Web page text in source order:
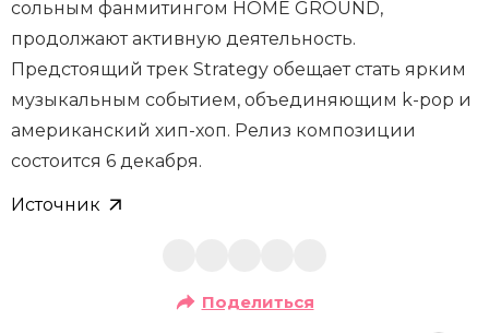
сольным фанмитингом HOME GROUND,
продолжают активную деятельность.
Предстоящий трек Strategy обещает стать ярким
музыкальным событием, объединяющим k-pop и
американский хип-хоп. Релиз композиции
состоится 6 декабря.
Источник
Поделиться